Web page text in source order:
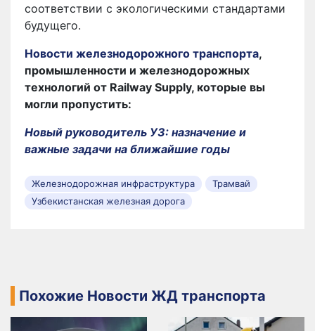
соответствии с экологическими стандартами
будущего.
Новости железнодорожного транспорта,
промышленности и железнодорожных
технологий от Railway Supply, которые вы
могли пропустить:
Новый руководитель УЗ: назначение и
важные задачи на ближайшие годы
Железнодорожная инфраструктура
Трамвай
Узбекистанская железная дорога
Похожие Новости ЖД транспорта